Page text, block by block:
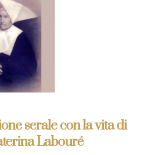
serale con la vita di
Labouré